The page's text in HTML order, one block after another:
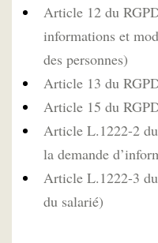
Article 12 du
informations et
des personnes)
Article 13 du
Article 15 du
Article L.1222-2
la demande
Article L.1222-3
du salarié)